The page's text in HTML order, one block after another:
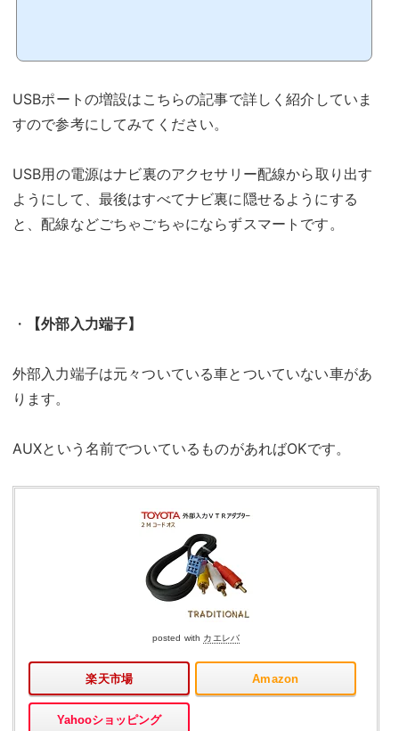
USBポートの増設はこちらの記事で詳しく紹介していま
すので参考にしてみてください。
USB用の電源はナビ裏のアクセサリー配線から取り出す
ようにして、最後はすべてナビ裏に隠せるようにする
と、配線などごちゃごちゃにならずスマートです。
・ 【外部入力端子】
外部入力端子は元々ついている車とついていない車があ
ります。
AUXという名前でついているものがあればOKです。
posted with カエレバ
楽天市場 Amazon
Yahooショッピング